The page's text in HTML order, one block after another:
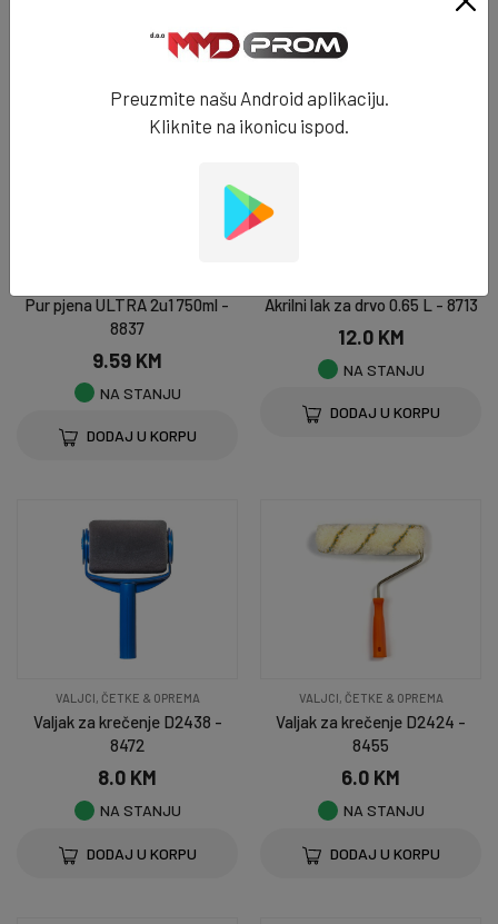
Pur pjena ULTRA 2u1 750ml -
8837
9.59 KM
NA STANJU
DODAJ U KORPU
Akrilni lak za drvo 0.65 L - 8713
12.0 KM
NA STANJU
DODAJ U KORPU
VALJCI, ČETKE & OPREMA
Valjak za krečenje D2438 -
8472
8.0 KM
NA STANJU
DODAJ U KORPU
VALJCI, ČETKE & OPREMA
Valjak za krečenje D2424 -
8455
6.0 KM
NA STANJU
DODAJ U KORPU
Preuzmite našu Android aplikaciju.
Kliknite na ikonicu ispod.